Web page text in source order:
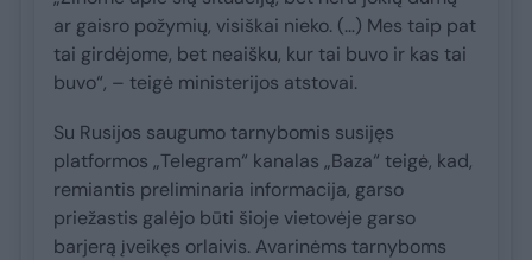
ar gaisro požymių, visiškai nieko. (…) Mes taip pat
tai girdėjome, bet neaišku, kur tai buvo ir kas tai
buvo“, – teigė ministerijos atstovai.
Su Rusijos saugumo tarnybomis susijęs
platformos „Telegram“ kanalas „Baza“ teigė, kad,
remiantis preliminaria informacija, garso
priežastis galėjo būti šioje vietovėje garso
barjerą įveikęs orlaivis. Avarinėms tarnyboms